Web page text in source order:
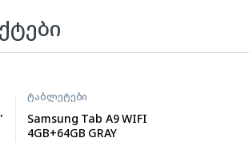
ტაბლეტები
Samsung Tab A9 WIFI
4GB+64GB GRAY